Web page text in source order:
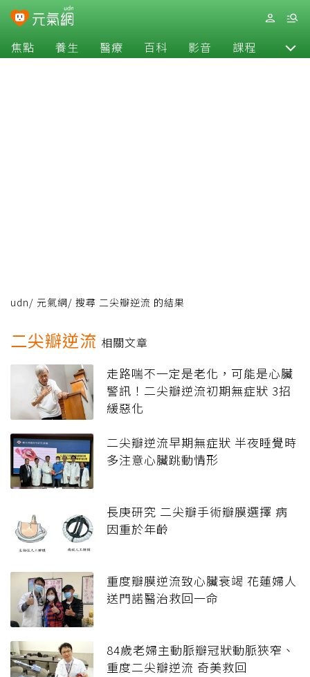
焦點 養生 醫療 百科 影音 課程 退休
udn/ 元氣網/ 搜尋 二尖瓣逆流 的結果
二尖瓣逆流 相關文章
走路喘不一定是老化，可能是心臟
警訊！二尖瓣逆流初期無症狀 3招
緩惡化
二尖瓣逆流早期無症狀 半夜睡覺時
多注意心臟跳動情形
長庚研究 二尖瓣手術瓣膜選擇 病
因重於年齡
重度瓣膜逆流致心臟衰竭 花蓮婦人
送門諾醫治救回一命
84歲老婦主動脈瓣冠狀動脈狹窄、
重度二尖瓣逆流 奇美救回